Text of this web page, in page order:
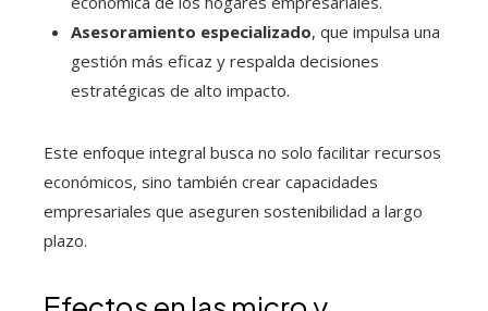
Asesoramiento especializado, que impulsa una
gestión más eficaz y respalda decisiones
estratégicas de alto impacto.
Este enfoque integral busca no solo facilitar recursos
económicos, sino también crear capacidades
empresariales que aseguren sostenibilidad a largo
plazo.